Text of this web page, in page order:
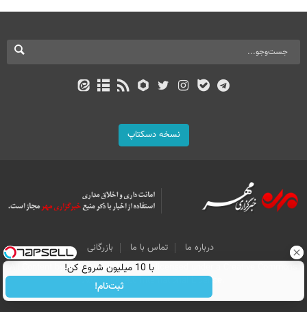
نسخه دسکتاپ
درباره ما تماس با ما
بازرگانی
All Content by Mehr News Agency is licensed under a Creative Commons
Attribution 4.0 International License.
با 10 میلیون شروع کن!
ثبت‌نام!